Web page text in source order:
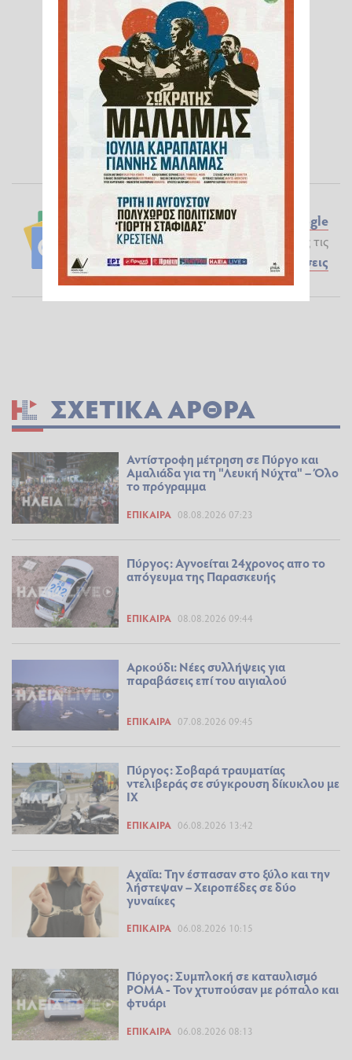
Ακολουθήστε το ilialive.gr στο
Google
News
και μάθετε πρώτοι όλες τις
Ειδήσεις
ΣΧΕΤΙΚΆ ΆΡΘΡΑ
Αντίστροφη μέτρηση σε Πύργο και
Αμαλιάδα για τη "Λευκή Νύχτα" – Όλο
το πρόγραμμα
ΕΠΊΚΑΙΡΑ 08.08.2026 07:23
Πύργος: Αγνοείται 24χρονος απο το
απόγευμα της Παρασκευής
ΕΠΊΚΑΙΡΑ 08.08.2026 09:44
Αρκούδι: Νέες συλλήψεις για
παραβάσεις επί του αιγιαλού
ΕΠΊΚΑΙΡΑ 07.08.2026 09:45
Πύργος: Σοβαρά τραυματίας
ντελιβεράς σε σύγκρουση δίκυκλου με
ΙΧ
ΕΠΊΚΑΙΡΑ 06.08.2026 13:42
Αχαΐα: Την έσπασαν στο ξύλο και την
λήστεψαν – Χειροπέδες σε δύο
γυναίκες
ΕΠΊΚΑΙΡΑ 06.08.2026 10:15
Πύργος: Συμπλοκή σε καταυλισμό
ΡΟΜΑ - Τον χτυπούσαν με ρόπαλο και
φτυάρι
ΕΠΊΚΑΙΡΑ 06.08.2026 08:13